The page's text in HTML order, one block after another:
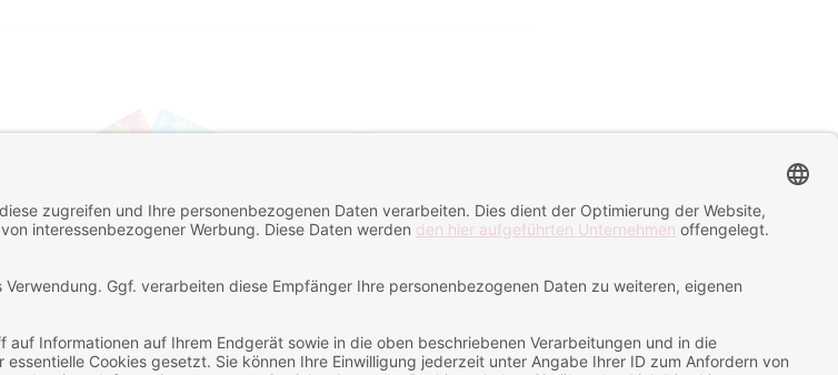
Sublipaper Classic
Sublimationstassen